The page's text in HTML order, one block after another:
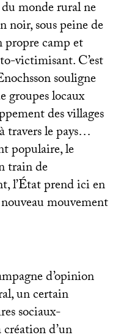
monde rural ne
noir, sous peine de
propre camp et
victimisant. C’est
souligne
groupes locaux
des villages
travers le pays…
populaire, le
train de
l’État prend ici en
mouvement
d’opinion
un certain
sociaux-